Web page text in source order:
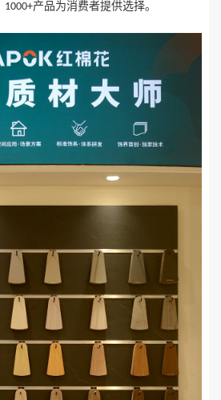
1000+产品为消费者提供选择。